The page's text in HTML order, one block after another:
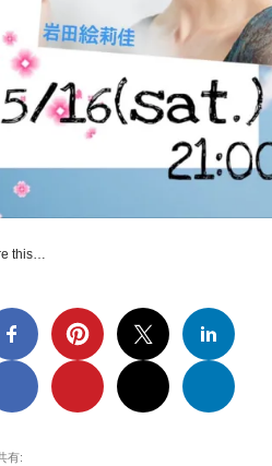
this…
有: